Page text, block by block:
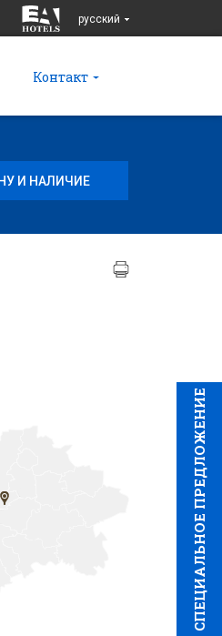
pусский
Контакт
CПЕЦИAЛЬНОЕ ПРЕДЛОЖЕНИЕ